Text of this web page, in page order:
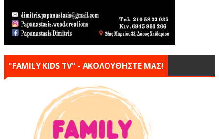
"FAMILY KIDS TV" - ΑΚΟΛΟΥΘΗΣΤΕ ΜΑΣ!